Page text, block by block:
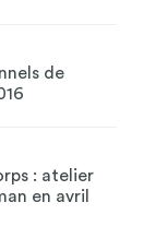
de
: atelier
en avril